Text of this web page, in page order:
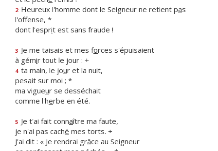
2 Heureux l'homme dont le Seigneur ne retient pas
l'offense, *
dont l'esprit est sans fraude !
3 Je me taisais et mes forces s'épuisaient
à gémir tout le jour : +
4 ta main, le jour et la nuit,
pesait sur moi ; *
ma vigueur se desséchait
comme l'herbe en été.
5 Je t'ai fait connaître ma faute,
je n'ai pas caché mes torts. +
J'ai dit : « Je rendrai grâce au Seigneur